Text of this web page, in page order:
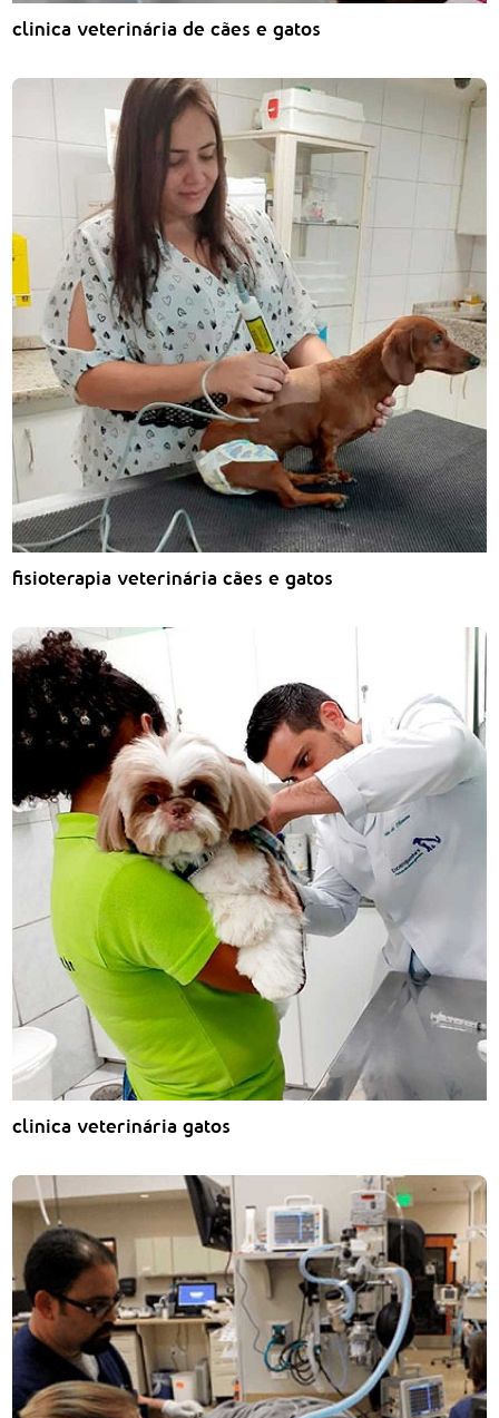
clinica veterinária de cães e gatos
fisioterapia veterinária cães e gatos
clinica veterinária gatos